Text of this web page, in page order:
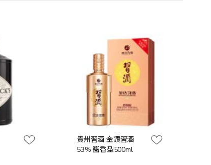
貴州習酒 金鑽習酒
53% 醬香型500ml